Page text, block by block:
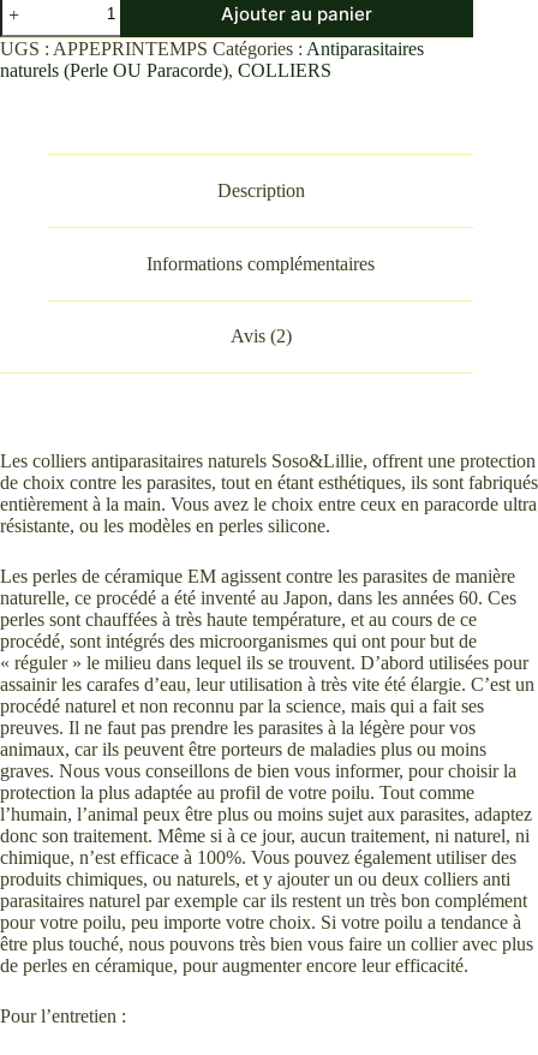
de
Antiparasitaire
naturel
perle
Ajouter au panier
UGS : APPEPRINTEMPS Catégories : Antiparasitaires
naturels (Perle OU Paracorde), COLLIERS
Description
Informations complémentaires
Avis (2)
Les colliers antiparasitaires naturels Soso&Lillie, offrent une protection
de choix contre les parasites, tout en étant esthétiques, ils sont fabriqués
entièrement à la main. Vous avez le choix entre ceux en paracorde ultra
résistante, ou les modèles en perles silicone.
Les perles de céramique EM agissent contre les parasites de manière
naturelle, ce procédé a été inventé au Japon, dans les années 60. Ces
perles sont chauffées à très haute température, et au cours de ce
procédé, sont intégrés des microorganismes qui ont pour but de
« réguler » le milieu dans lequel ils se trouvent. D’abord utilisées pour
assainir les carafes d’eau, leur utilisation à très vite été élargie. C’est un
procédé naturel et non reconnu par la science, mais qui a fait ses
preuves. Il ne faut pas prendre les parasites à la légère pour vos
animaux, car ils peuvent être porteurs de maladies plus ou moins
graves. Nous vous conseillons de bien vous informer, pour choisir la
protection la plus adaptée au profil de votre poilu. Tout comme
l’humain, l’animal peux être plus ou moins sujet aux parasites, adaptez
donc son traitement. Même si à ce jour, aucun traitement, ni naturel, ni
chimique, n’est efficace à 100%. Vous pouvez également utiliser des
produits chimiques, ou naturels, et y ajouter un ou deux colliers anti
parasitaires naturel par exemple car ils restent un très bon complément
pour votre poilu, peu importe votre choix. Si votre poilu a tendance à
être plus touché, nous pouvons très bien vous faire un collier avec plus
de perles en céramique, pour augmenter encore leur efficacité.
Pour l’entretien :